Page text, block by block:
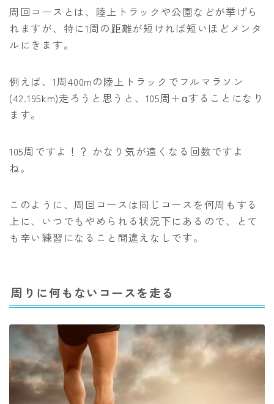
周回コースとは、陸上トラックや公園などが挙げら
れますが、特に1周の距離が短ければ短いほどメンタ
ルにきます。
例えば、1周400mの陸上トラックでフルマラソン
(42.195km)走ろうと思うと、105周＋αすることになり
ます。
105周ですよ！？ かなり気が遠くなる回数ですよ
ね。
このように、周回コースは同じコースを何周もする
上に、いつでもやめられる状況下にあるので、とて
も辛い練習になること間違えなしです。
周りに何もないコースを走る